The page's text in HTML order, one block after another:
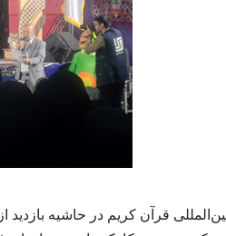
قرآن کریم در حاشیه